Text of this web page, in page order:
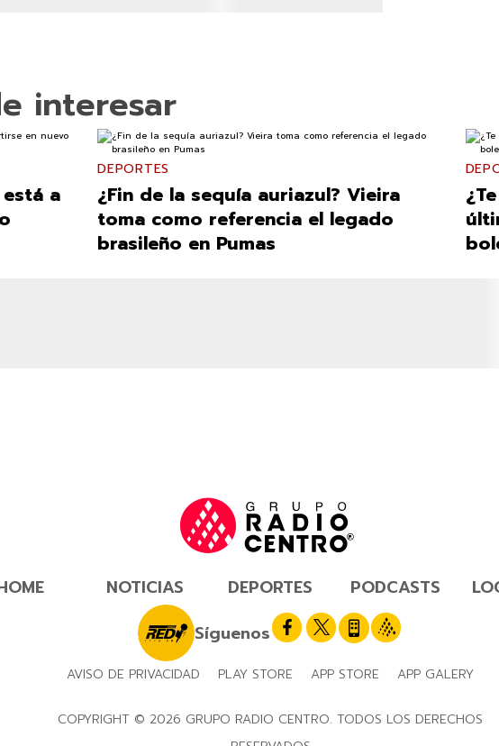
interesar
a
DEPORTES
¿Fin de la sequía auriazul? Vieira
toma como referencia el legado
brasileño en Pumas
NOTICIAS DEPORTES PODCASTS
Síguenos
AVISO DE PRIVACIDAD PLAY STORE APP STORE APP GALERY
COPYRIGHT © 2026 GRUPO RADIO CENTRO. TODOS LOS DERECHOS